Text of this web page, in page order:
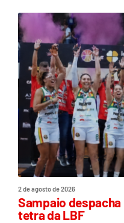
2 de agosto de 2026
Sampaio
tetra da LBF